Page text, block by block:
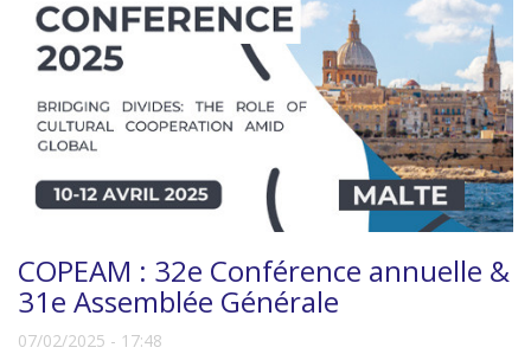
COPEAM : 32e Conférence annuelle &
31e Assemblée Générale
07/02/2025 - 17:48